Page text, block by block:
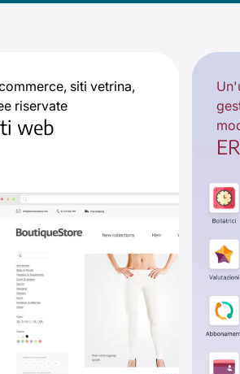
siti vetrina,
riservate
web